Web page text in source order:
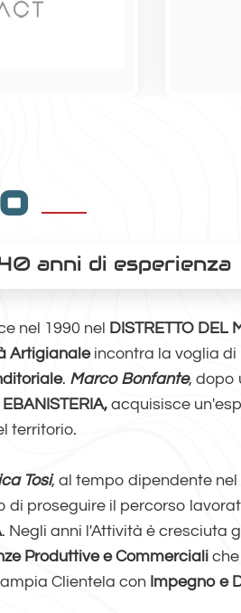
anni di esperienza
nel 1990 nel DISTRETTO DEL
Artigianaleincontra la voglia di
. Marco Bonfante, dopo
EBANISTERIA, acquisisce
territorio.
Tosi, al tempo dipendente
di proseguire il percorso
. Negli anni l'Attività è cresciuta
Produttive e Commerciali
Clientela con Impegno e